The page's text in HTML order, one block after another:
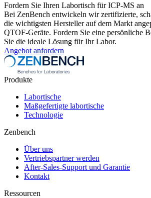
Fordern Sie Ihren Labortisch für ICP-MS an
Bei ZenBench entwickeln wir zertifizierte,
die wichtigsten Hersteller auf dem Markt
QTOF-Geräte. Fordern Sie eine persönliche
Sie die ideale Lösung für Ihr Labor.
Angebot anfordern
Produkte
Labortische
Maßgefertigte labortische
Technologie
Zenbench
Über uns
Vertriebspartner werden
After-Sales-Support und Garantie
Kontakt
Ressourcen